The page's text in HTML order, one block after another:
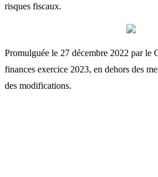
risques fiscaux.
Promulguée le 27 décembre 2022 par le
finances exercice 2023, en dehors des
des modifications.